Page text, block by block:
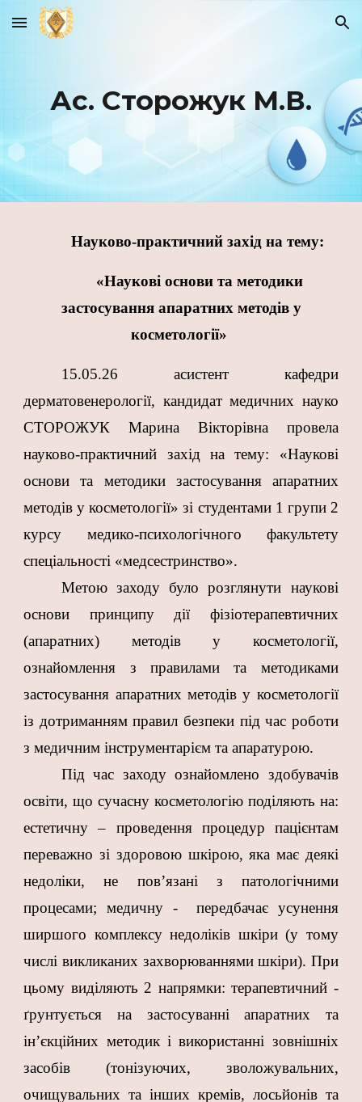
Skip to main content Skip to navigation
Ас. Сторожук М.В.
Науково-практичний західна тему:
«Наукові основи та методики
застосування апаратних методів у
косметології»
15.05.26 асистент кафедри
дерматовенерології, кандидат медичних науко
СТОРОЖУК Марина Вікторівна провела
науково-практичний захід на тему: «Наукові
основи та методики застосування апаратних
методів у косметології» зі студентами 1 групи 2
курсу медико-психологічного факультету
спеціальності «медсестринство».
Метою заходу було розглянути наукові
основи принципу дії фізіотерапевтичних
(апаратних) методів у косметології,
ознайомлення з правилами та методиками
застосування апаратних методів у косметології
із дотриманням правил безпеки під час роботи
з медичним інструментарієм та апаратурою.
Під час заходу ознайомлено здобувачів
освіти, що сучасну косметологію поділяють на:
естетичну – проведення процедур пацієнтам
переважно зі здоровою шкірою, яка має деякі
недоліки, не пов’язані з патологічними
процесами; медичну - передбачає усунення
ширшого комплексу недоліків шкіри (у тому
числі викликаних захворюваннями шкіри). При
цьому виділяють 2 напрямки: терапевтичний -
ґрунтується на застосуванні апаратних та
ін’єкційних методик і використанні зовнішніх
засобів (тонізуючих, зволожувальних,
очищувальних та інших кремів, лосьйонів та